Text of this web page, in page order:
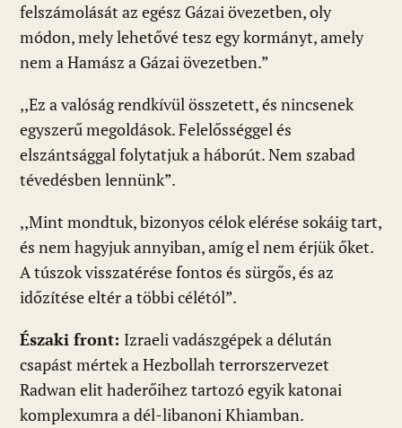
felszámolását az egész Gázai övezetben, oly
módon, mely lehetővé tesz egy kormányt, amely
nem a Hamász a Gázai övezetben.”
,,Ez a valóság rendkívül összetett, és nincsenek
egyszerű megoldások. Felelősséggel és
elszántsággal folytatjuk a háborút. Nem szabad
tévedésben lennünk”.
,,Mint mondtuk, bizonyos célok elérése sokáig tart,
és nem hagyjuk annyiban, amíg el nem érjük őket.
A túszok visszatérése fontos és sürgős, és az
időzítése eltér a többi célétól”.
Északi front: Izraeli vadászgépek a délután
csapást mértek a Hezbollah terrorszervezet
Radwan elit haderőihez tartozó egyik katonai
komplexumra a dél-libanoni Khiamban.